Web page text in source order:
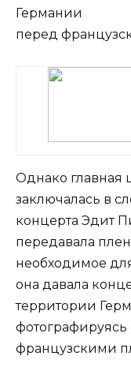
Германии
перед
Однако главная
заключалась в
концерта Эдит
передавала
необходимое
она давала
территории
французскими